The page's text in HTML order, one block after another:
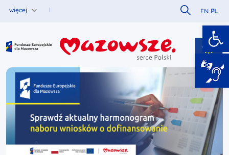
więcej Szukaj w
EN PL
Fundusze Europejskie dla Mazowsza